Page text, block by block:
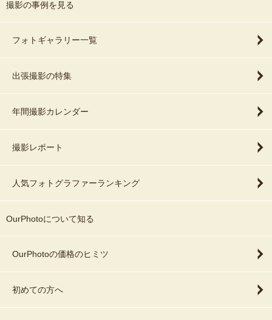
撮影の事例を見る
フォトギャラリー一覧
出張撮影の特集
年間撮影カレンダー
撮影レポート
人気フォトグラファーランキング
OurPhotoについて知る
OurPhotoの価格のヒミツ
初めての方へ